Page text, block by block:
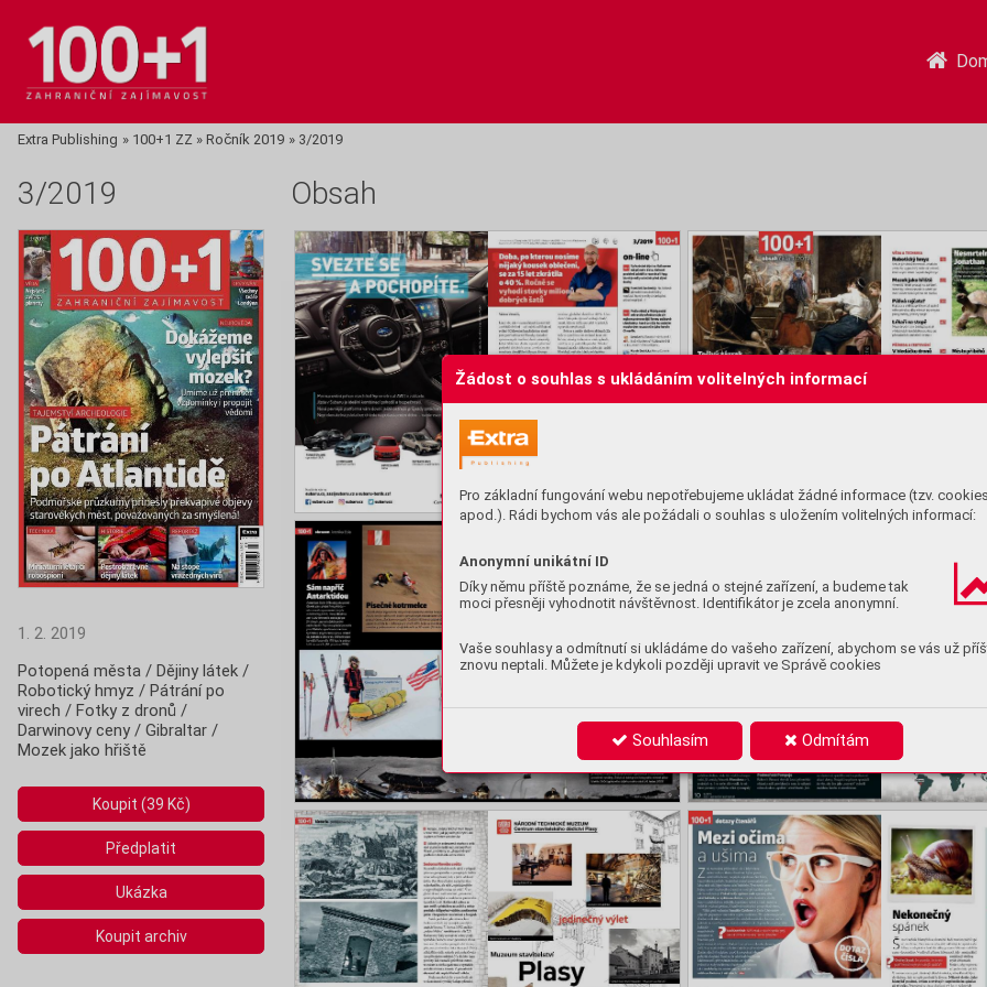
Žádost o souhlas s ukládáním volitelných informací
Pro základní fungování webu nepotřebujeme ukládat žádné informace (tzv.
apod.). Rádi bychom vás ale požádali o souhlas s uložením volitelných informací:
Anonymní unikátní ID
Díky němu příště poznáme, že se jedná o stejné zařízení, a budeme tak
moci přesněji vyhodnotit návštěvnost. Identifikátor je zcela anonymní.
Vaše souhlasy a odmítnutí si ukládáme do vašeho zařízení, abychom se vás už
znovu neptali. Můžete je kdykoli později upravit ve Správě cookies
Souhlasím Odmítám
Extra Publishing » 100+1 ZZ » Ročník 2019 » 3/2019
3/2019
1. 2. 2019
Potopená města / Dějiny látek /
Robotický hmyz / Pátrání po
virech / Fotky z dronů /
Darwinovy ceny / Gibraltar /
Mozek jako hřiště
Koupit (39 Kč)
Předplatit
Ukázka
Koupit archiv
Obsah